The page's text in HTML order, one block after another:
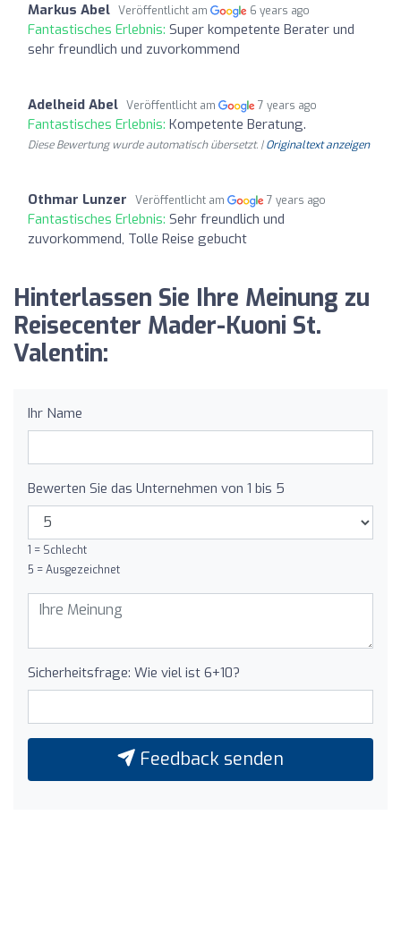
Markus Abel Veröffentlicht am 6 years ago
Fantastisches Erlebnis: Super kompetente Berater und
sehr freundlich und zuvorkommend
Adelheid Abel Veröffentlicht am 7 years ago
Fantastisches Erlebnis: Kompetente Beratung.
Diese Bewertung wurde automatisch übersetzt. |Originaltext anzeigen
Othmar Lunzer Veröffentlicht am 7 years ago
Fantastisches Erlebnis: Sehr freundlich und
zuvorkommend, Tolle Reise gebucht
Hinterlassen Sie Ihre Meinung zu
Reisecenter Mader-Kuoni St.
Valentin:
Ihr Name
Bewerten Sie das Unternehmen von 1 bis 5
1 = Schlecht
5 = Ausgezeichnet
Sicherheitsfrage: Wie viel ist 6+10?
Feedback senden